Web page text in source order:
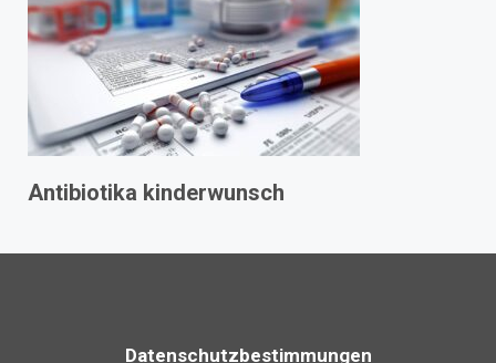
Antibiotika kinderwunsch
Datenschutzbestimmungen